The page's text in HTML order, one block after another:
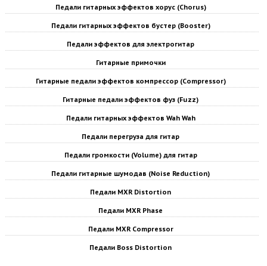
Педали гитарных эффектов хорус (Chorus)
Педали гитарных эффектов бустер (Booster)
Педали эффектов для электрогитар
Гитарные примочки
Гитарные педали эффектов компрессор (Compressor)
Гитарные педали эффектов фуз (Fuzz)
Педали гитарных эффектов Wah Wah
Педали перегруза для гитар
Педали громкости (Volume) для гитар
Педали гитарные шумодав (Noise Reduction)
Педали MXR Distortion
Педали MXR Phase
Педали MXR Compressor
Педали Boss Distortion